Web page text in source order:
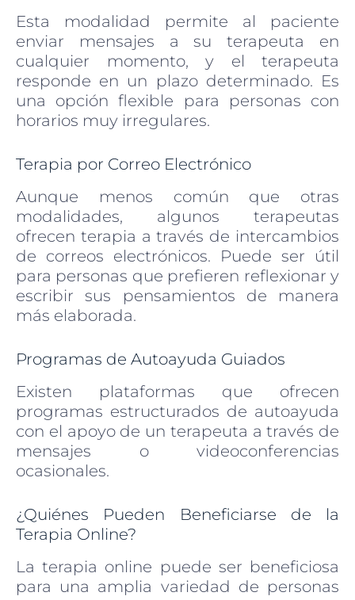
Esta modalidad permite al paciente
enviar mensajes a su terapeuta en
cualquier momento, y el terapeuta
responde en un plazo determinado. Es
una opción flexible para personas con
horarios muy irregulares.
Terapia por Correo Electrónico
Aunque menos común que otras
modalidades, algunos terapeutas
ofrecen terapia a través de intercambios
de correos electrónicos. Puede ser útil
para personas que prefieren reflexionar y
escribir sus pensamientos de manera
más elaborada.
Programas de Autoayuda Guiados
Existen plataformas que ofrecen
programas estructurados de autoayuda
con el apoyo de un terapeuta a través de
mensajes o videoconferencias
ocasionales.
¿Quiénes Pueden Beneficiarse de la
Terapia Online?
La terapia online puede ser beneficiosa
para una amplia variedad de personas